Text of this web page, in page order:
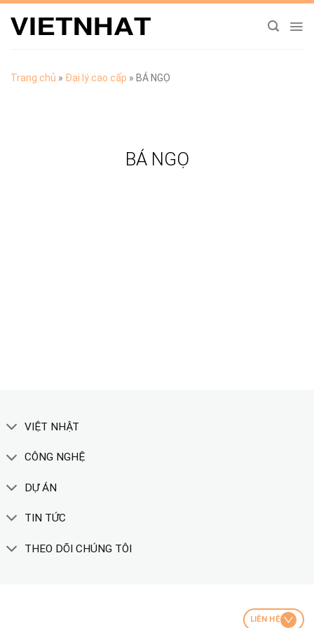
Chuyển
đến
Trang chủ » Đại lý cao cấp » BÁ NGỌ
BÁ NGỌ
VIỆT NHẬT
CÔNG NGHỆ
DỰ ÁN
TIN TỨC
THEO DÕI CHÚNG TÔI
LIÊN HỆ